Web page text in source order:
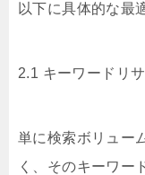
以下に具体的な最
2.1 キーワードリ
単に検索ボリュー
く、そのキーワー